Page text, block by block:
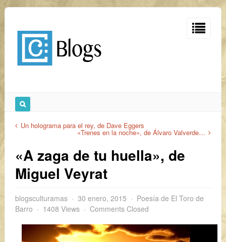
Un holograma para el rey, de Dave Eggers
«Trenes en la noche», de Álvaro Valverde…
«A zaga de tu huella», de
Miguel Veyrat
blogsculturamas 30 enero, 2015
Poesía de El Toro de
Barro
1408 Views Comments Closed